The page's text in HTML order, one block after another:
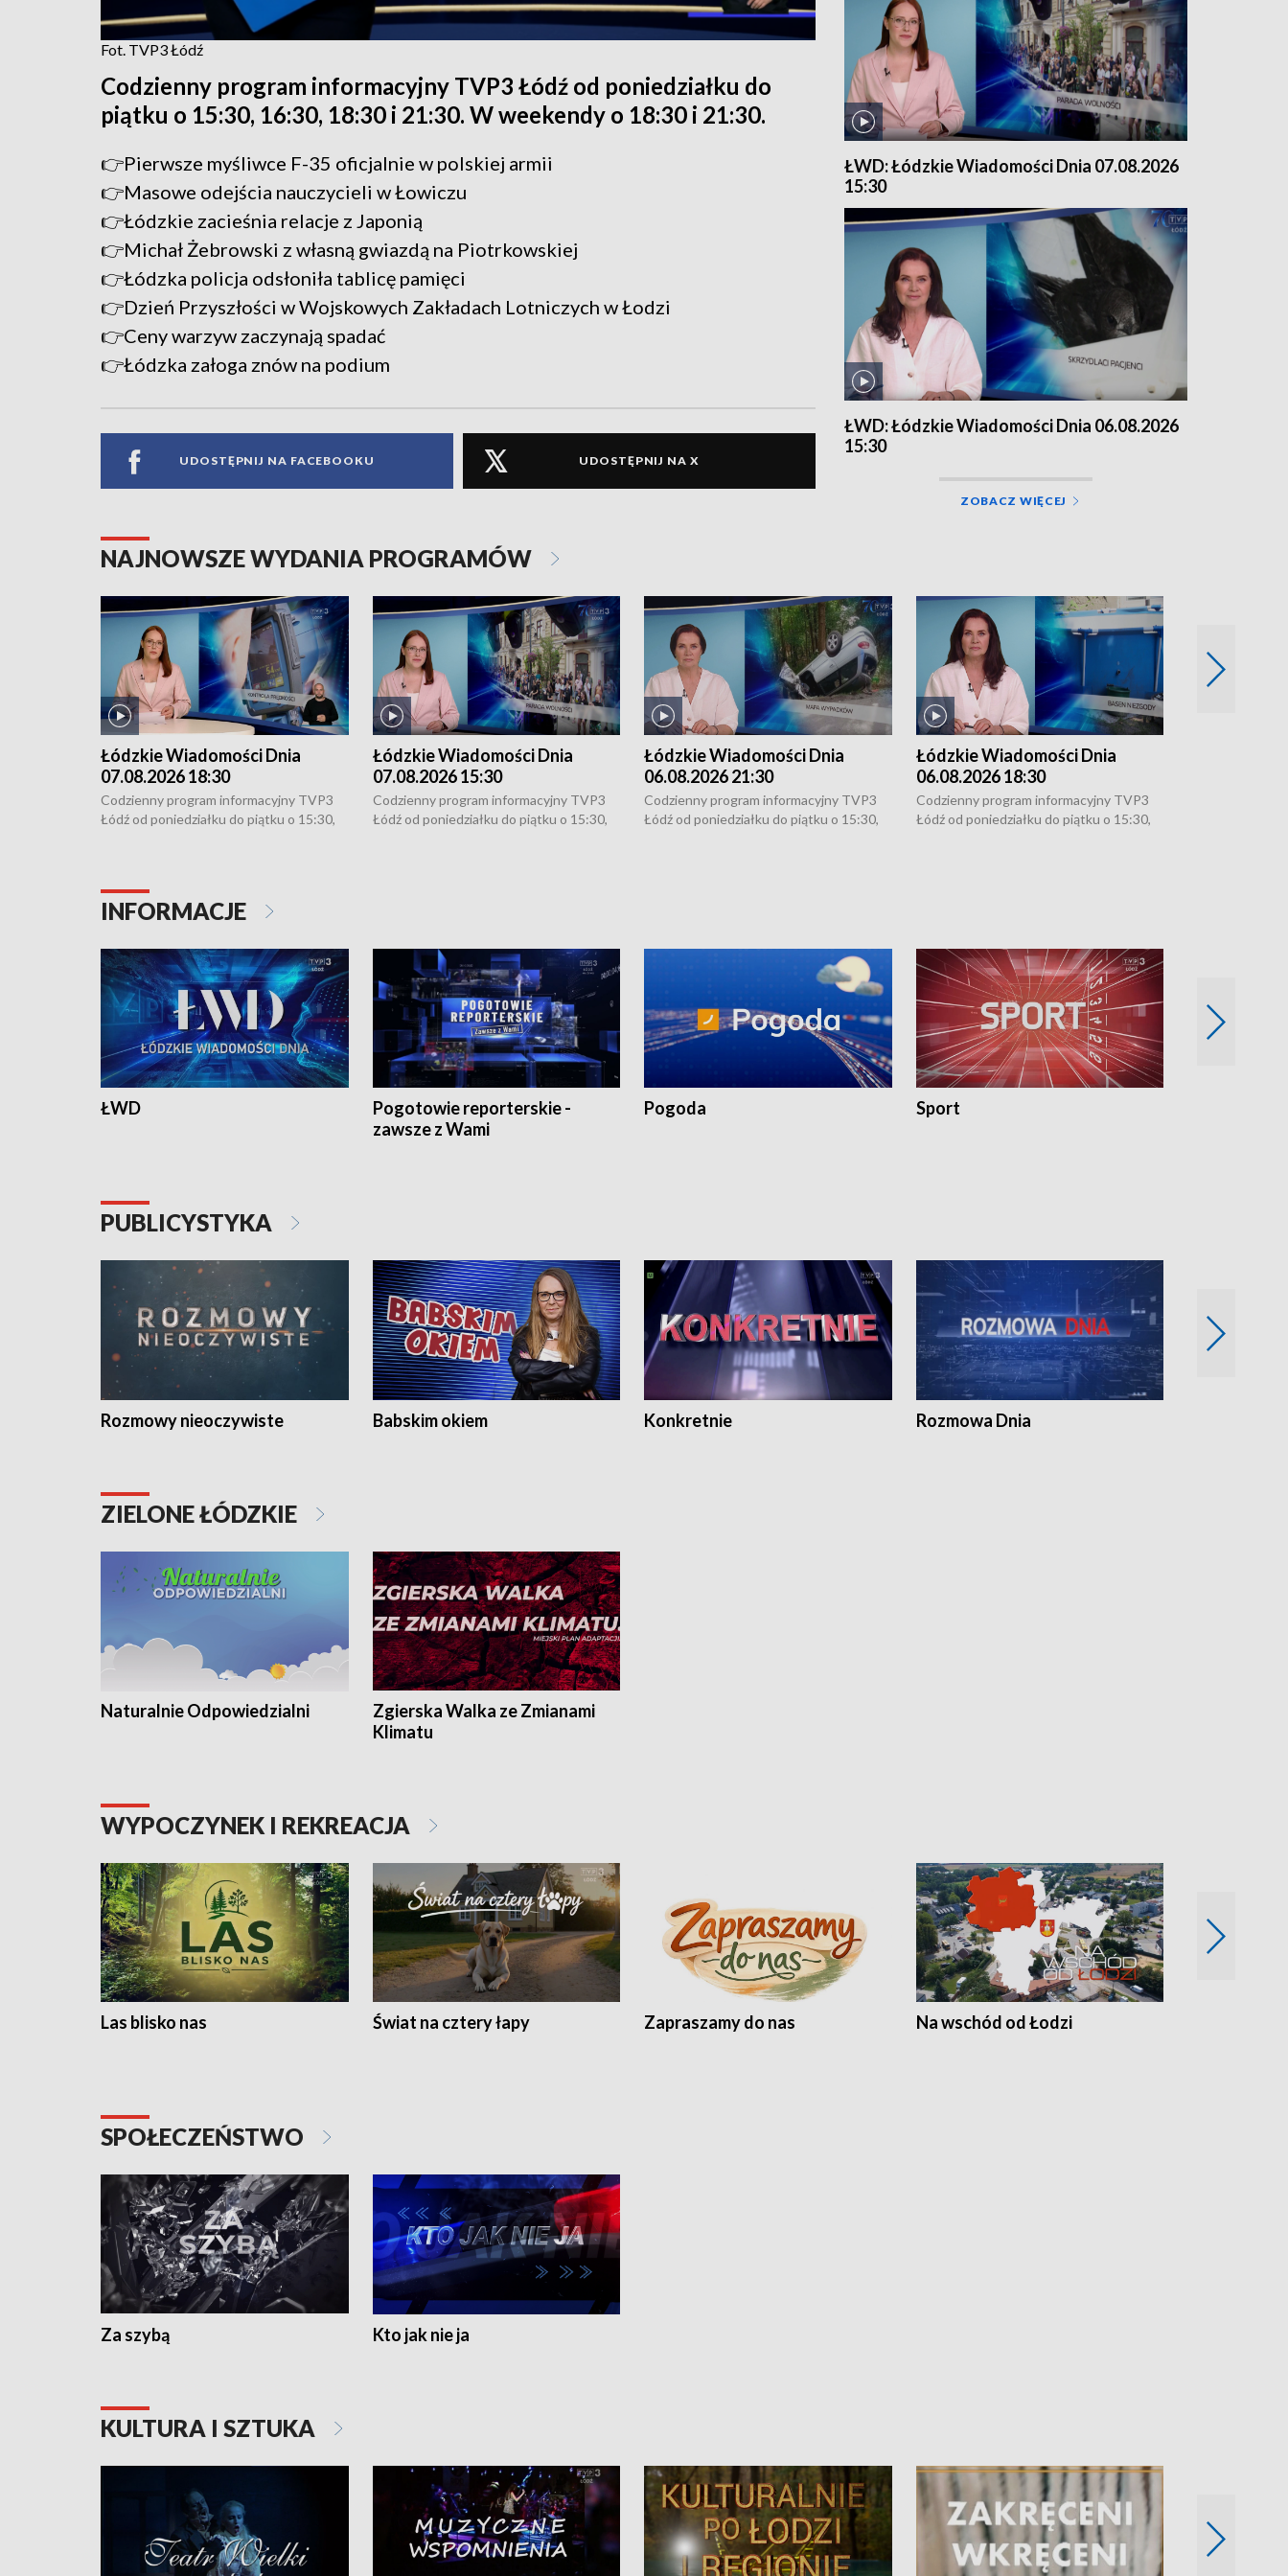
Fot. TVP3 Łódź
Codzienny program informacyjny TVP3 Łódź od poniedziałku do
piątku o 15:30, 16:30, 18:30 i 21:30. W weekendy o 18:30 i 21:30.
👉Pierwsze myśliwce F-35 oficjalnie w polskiej armii
👉Masowe odejścia nauczycieli w Łowiczu
👉Łódzkie zacieśnia relacje z Japonią
👉Michał Żebrowski z własną gwiazdą na Piotrkowskiej
👉Łódzka policja odsłoniła tablicę pamięci
👉Dzień Przyszłości w Wojskowych Zakładach Lotniczych w Łodzi
👉Ceny warzyw zaczynają spadać
👉Łódzka załoga znów na podium
UDOSTĘPNIJ NA FACEBOOKU UDOSTĘPNIJ NA X
ŁWD: Łódzkie Wiadomości Dnia 07.08.2026
15:30
ŁWD: Łódzkie Wiadomości Dnia 06.08.2026
15:30
ZOBACZ WIĘCEJ
NAJNOWSZE WYDANIA PROGRAMÓW
Łódzkie Wiadomości Dnia
07.08.2026 18:30
Codzienny program informacyjny TVP3
Łódź od poniedziałku do piątku o 15:30,
Łódzkie Wiadomości Dnia
07.08.2026 15:30
Codzienny program informacyjny TVP3
Łódź od poniedziałku do piątku o 15:30,
Łódzkie Wiadomości Dnia
06.08.2026 21:30
Codzienny program informacyjny TVP3
Łódź od poniedziałku do piątku o 15:30,
Łódzkie Wiadomości Dnia
06.08.2026 18:30
Codzienny program informacyjny TVP3
Łódź od poniedziałku do piątku o 15:30,
INFORMACJE
ŁWD
Pogotowie reporterskie -
zawsze z Wami
Pogoda Sport
PUBLICYSTYKA
Rozmowy nieoczywiste Babskim okiem Konkretnie Rozmowa Dnia
ZIELONE ŁÓDZKIE
Naturalnie Odpowiedzialni
Zgierska Walka ze Zmianami
Klimatu
WYPOCZYNEK I REKREACJA
Las blisko nas Świat na cztery łapy Zapraszamy do nas Na wschód od Łodzi
SPOŁECZEŃSTWO
Za szybą Kto jak nie ja
KULTURA I SZTUKA